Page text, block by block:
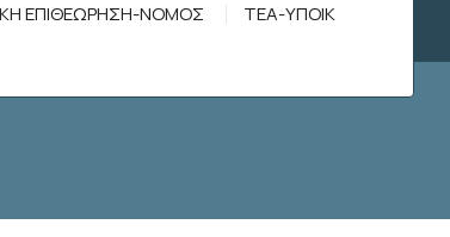
ΕΠΙΘΕΩΡΗΣΗ-ΝΟΜΟΣ ΤΕΑ-ΥΠΟΙΚ